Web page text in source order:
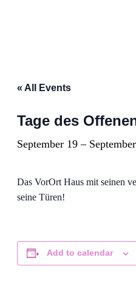
« All Events
Tage des
September 19 –
Das VorOrt Haus mit seinen
seine Türen!
Add to calendar